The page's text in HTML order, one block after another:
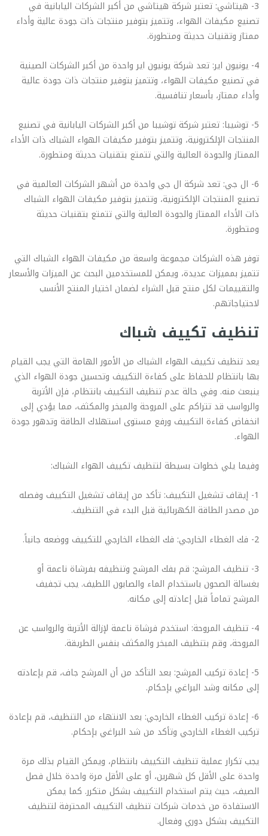
3- هيتاشي: تعتبر شركة هيتاشي من أكبر الشركات اليابانية في
تصنيع مكيفات الهواء، وتتميز بتوفير منتجات ذات جودة عالية وأداء
ممتاز وتقنيات حديثة ومتطورة.
4- يونيون اير: تعد شركة يونيون اير واحدة من أكبر الشركات الصينية
في تصنيع مكيفات الهواء، وتتميز بتوفير منتجات ذات جودة عالية
وأداء ممتاز، بأسعار تنافسية.
5- توشيبا: تعتبر شركة توشيبا من أكبر الشركات اليابانية في تصنيع
المنتجات الإلكترونية، وتتميز بتوفير مكيفات الهواء الشباك ذات الأداء
الممتاز والجودة العالية والتي تتمتع بتقنيات حديثة ومتطورة.
6- ال جي: تعد شركة ال جي واحدة من أشهر الشركات العالمية في
تصنيع المنتجات الإلكترونية، وتتميز بتوفير مكيفات الهواء الشباك
ذات الأداء الممتاز والجودة العالية والتي تتمتع بتقنيات حديثة
ومتطورة.
توفر هذه الشركات مجموعة واسعة من مكيفات الهواء الشباك التي
تتميز بمميزات عديدة، ويمكن للمستخدمين البحث عن الميزات والأسعار
والتقييمات لكل منتج قبل الشراء لضمان اختيار المنتج الأنسب
لاحتياجاتهم.
تنظيف تكييف شباك
يعد تنظيف تكييف الهواء الشباك من الأمور الهامة التي يجب القيام
بها بانتظام للحفاظ على كفاءة التكييف وتحسين جودة الهواء الذي
ينبعث منه. وفي حالة عدم تنظيف التكييف بانتظام، فإن الأتربة
والرواسب قد تتراكم على المروحة والمبخر والمكثف، مما يؤدي إلى
انخفاض كفاءة التكييف ورفع مستوى استهلاك الطاقة وتدهور جودة
الهواء.
وفيما يلي خطوات بسيطة لتنظيف تكييف الهواء الشباك:
1- إيقاف تشغيل التكييف: تأكد من إيقاف تشغيل التكييف وفصله
من مصدر الطاقة الكهربائية قبل البدء في التنظيف.
2- فك الغطاء الخارجي: فك الغطاء الخارجي للتكييف ووضعه جانباً.
3- تنظيف المرشح: قم بفك المرشح وتنظيفه بفرشاة ناعمة أو
بغسالة الصحون باستخدام الماء والصابون اللطيف. يجب تجفيف
المرشح تماماً قبل إعادته إلى مكانه.
4- تنظيف المروحة: استخدم فرشاة ناعمة لإزالة الأتربة والرواسب عن
المروحة، وقم بتنظيف المبخر والمكثف بنفس الطريقة.
5- إعادة تركيب المرشح: بعد التأكد من أن المرشح جاف، قم بإعادته
إلى مكانه وشد البراغي بإحكام.
6- إعادة تركيب الغطاء الخارجي: بعد الانتهاء من التنظيف، قم بإعادة
تركيب الغطاء الخارجي وتأكد من شد البراغي بإحكام.
يجب تكرار عملية تنظيف التكييف بانتظام، ويمكن القيام بذلك مرة
واحدة على الأقل كل شهرين، أو على الأقل مرة واحدة خلال فصل
الصيف، حيث يتم استخدام التكييف بشكل متكرر. كما يمكن
الاستفادة من خدمات شركات تنظيف التكييف المحترفة لتنظيف
التكييف بشكل دوري وفعال.